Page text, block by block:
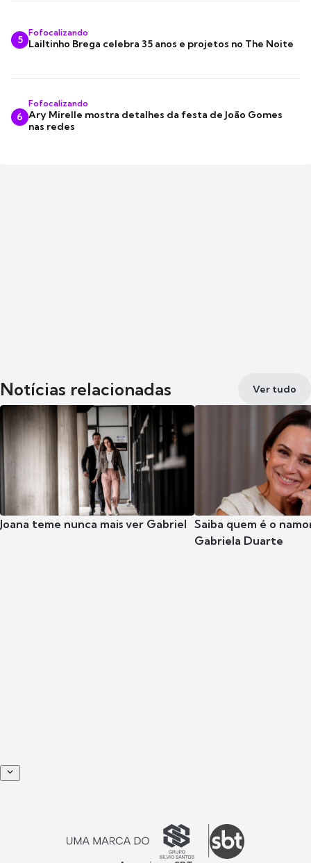
5
Fofocalizando
Lailtinho Brega celebra 35 anos e projetos no The Noite
6
Fofocalizando
Ary Mirelle mostra detalhes da festa de João Gomes
nas redes
Notícias relacionadas Ver tudo
Joana teme nunca mais ver Gabriel Saiba quem é o
Gabriela Duarte